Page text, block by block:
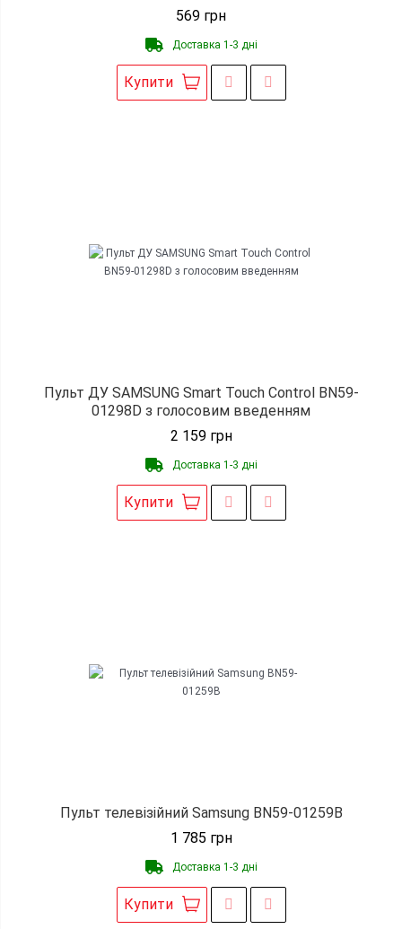
569 грн
Доставка 1-3 дні
Купити
Пульт ДУ SAMSUNG Smart Touch Control BN59-
01298D з голосовим введенням
2 159грн
Доставка 1-3 дні
Купити
Пульт телевізійний Samsung BN59-01259B
1 785 грн
Доставка 1-3 дні
Купити